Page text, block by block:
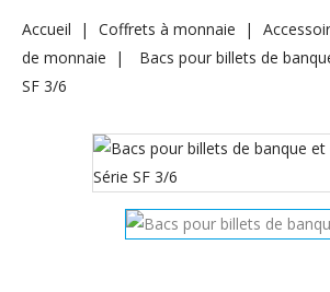
Accueil Coffrets à monnaie
de monnaie
Bacs pour billets de
SF 3/6